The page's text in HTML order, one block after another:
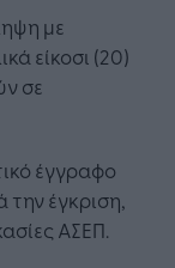
με
είκοσι (20)
σε
έγγραφο
την έγκριση,
ΑΣΕΠ.